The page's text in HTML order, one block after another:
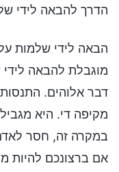
הדרך להבאה לידי
הבאה לידי שלמות על
מוגבלת להבאה לידי
דבר אלוהים.
מקיפה די. היא
במקרה זה, חסר לאדם
אם ברצונכם להיות